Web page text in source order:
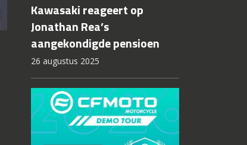
Kawasaki reageert op
Jonathan Rea’s
aangekondigde pensioen
26 augustus 2025